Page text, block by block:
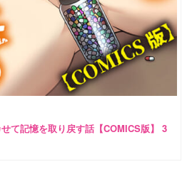
て記憶を取り戻す話【COMICS版】 3